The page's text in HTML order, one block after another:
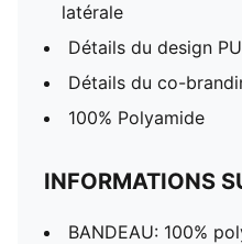
latérale
Détails du design
Détails du co-
100% Polyamide
INFORMATIONS
BANDEAU: 100%